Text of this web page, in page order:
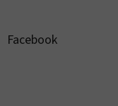
Facebook